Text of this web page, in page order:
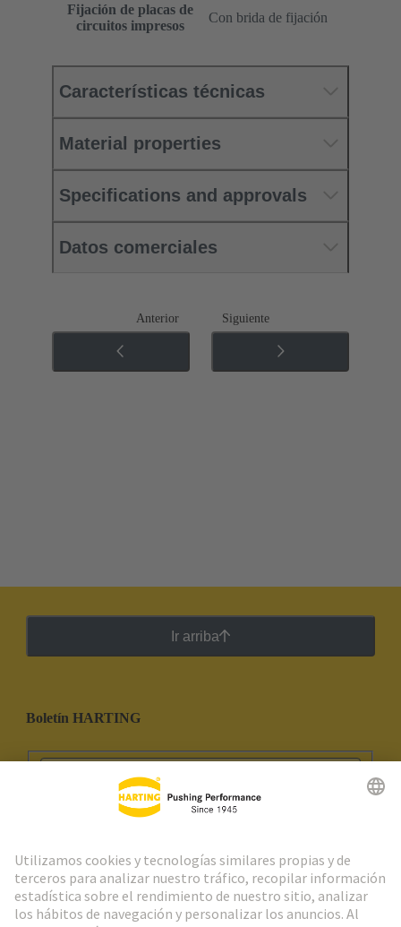
Fijación de placas de
circuitos impresos
Con brida de fijación
Características técnicas
Material properties
Specifications and approvals
Datos comerciales
Anterior Siguiente
Ir arriba
Boletín HARTING
Ir al registro
Social Media